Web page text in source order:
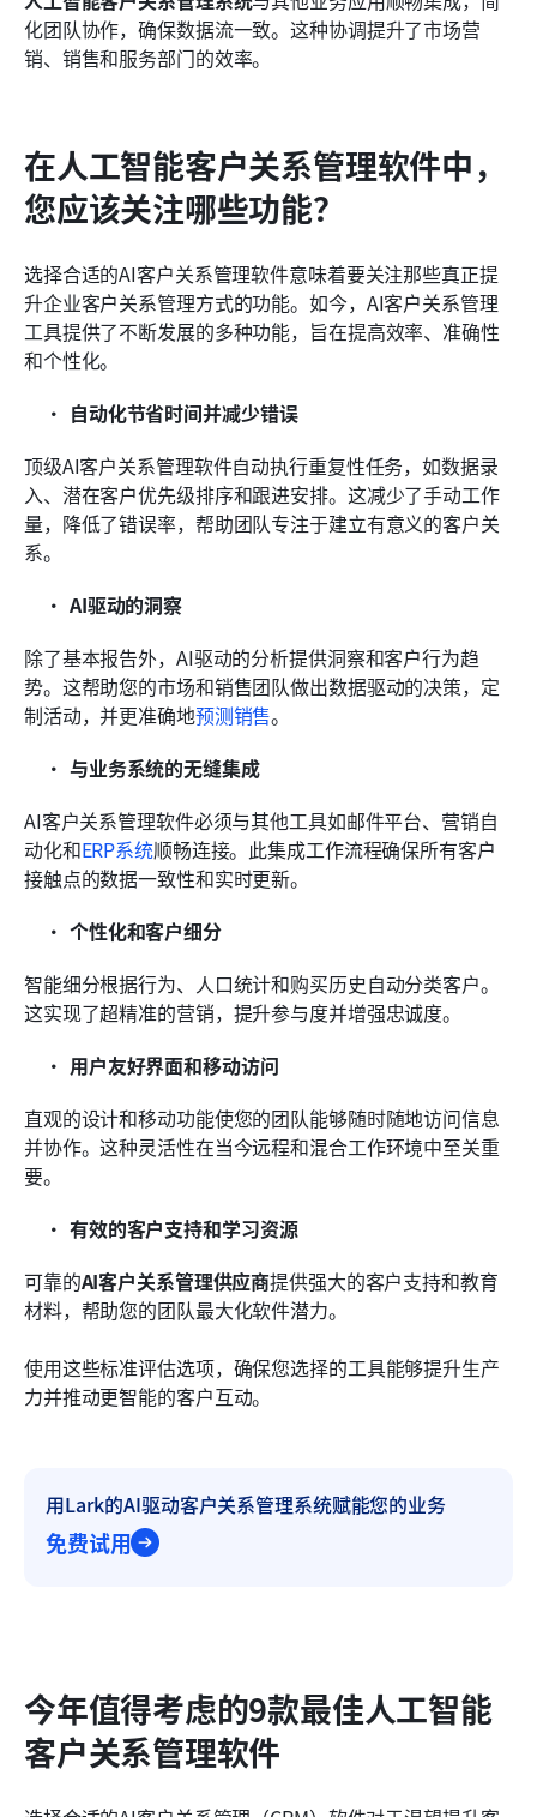
化团队协作，确保数据流一致。这种协调提升了市场营
销、销售和服务部门的效率。
在人工智能客户关系管理软件中，
您应该关注哪些功能？
选择合适的AI客户关系管理软件意味着要关注那些真正提
升企业客户关系管理方式的功能。如今，AI客户关系管理
工具提供了不断发展的多种功能，旨在提高效率、准确性
和个性化。
自动化节省时间并减少错误
顶级AI客户关系管理软件自动执行重复性任务，如数据录
入、潜在客户优先级排序和跟进安排。这减少了手动工作
量，降低了错误率，帮助团队专注于建立有意义的客户关
系。
AI驱动的洞察
除了基本报告外，AI驱动的分析提供洞察和客户行为趋
势。这帮助您的市场和销售团队做出数据驱动的决策，定
制活动，并更准确地预测销售。
与业务系统的无缝集成
AI客户关系管理软件必须与其他工具如邮件平台、营销自
动化和ERP系统顺畅连接。此集成工作流程确保所有客户
接触点的数据一致性和实时更新。
个性化和客户细分
智能细分根据行为、人口统计和购买历史自动分类客户。
这实现了超精准的营销，提升参与度并增强忠诚度。
用户友好界面和移动访问
直观的设计和移动功能使您的团队能够随时随地访问信息
并协作。这种灵活性在当今远程和混合工作环境中至关重
要。
有效的客户支持和学习资源
可靠的AI客户关系管理供应商提供强大的客户支持和教育
材料，帮助您的团队最大化软件潜力。
使用这些标准评估选项，确保您选择的工具能够提升生产
力并推动更智能的客户互动。
用Lark的AI驱动客户关系管理系统赋能您的业务
免费试用
今年值得考虑的9款最佳人工智能
客户关系管理软件